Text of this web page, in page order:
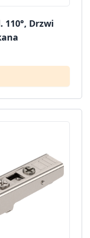
110°, Drzwi